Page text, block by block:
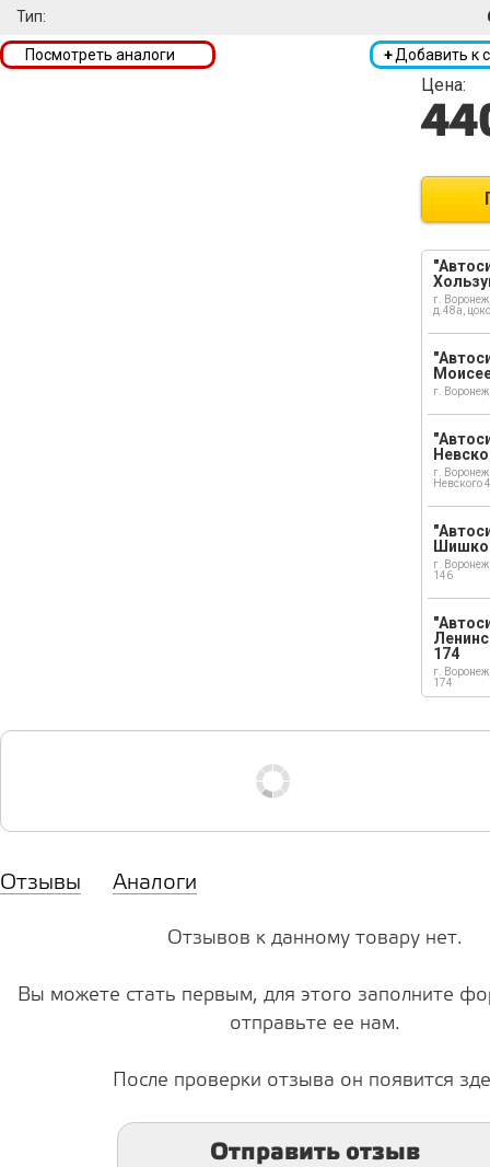
Тип:
+Добавить к
Посмотреть аналоги
Цена:
г.
д.48а,
г.
г.
Невского
г.
146
174
г.
174
Отзывы Аналоги
Отзывов к данному товару нет.
Вы можете стать первым, для этого заполните
отправьте ее нам.
После проверки отзыва он появится
Отправить отзыв